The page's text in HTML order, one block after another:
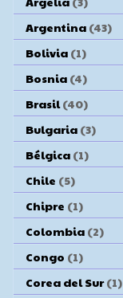
Argentina (43)
Bolivia (1)
Bosnia (4)
Brasil (40)
Bulgaria (3)
Bélgica (1)
Chile (5)
Chipre (1)
Colombia (2)
Congo (1)
Corea del Sur (1)